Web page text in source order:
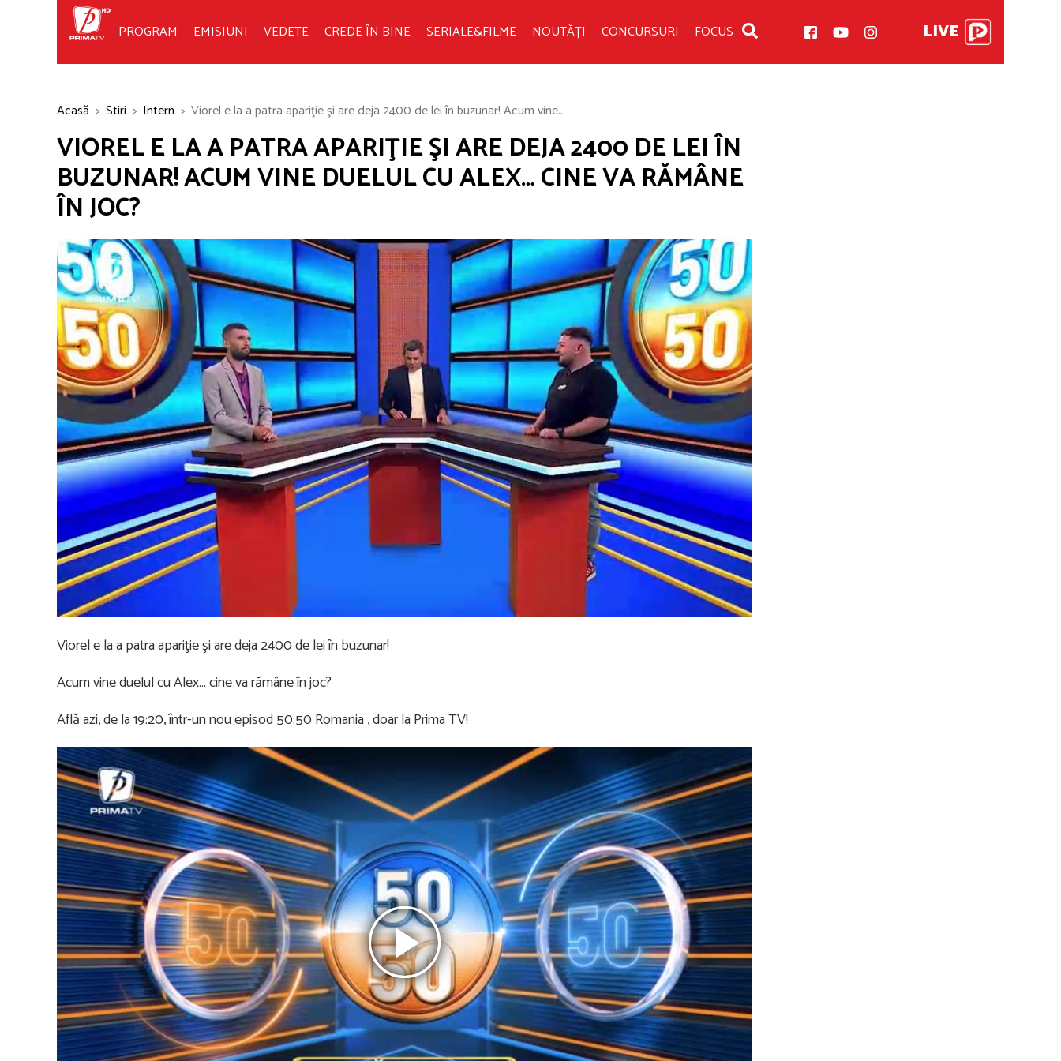
LIVE
PROGRAM EMISIUNI VEDETE CREDE ÎN BINE SERIALE&FILME NOUTĂȚI CONCURSURI FOCUS
Acasă Stiri Intern Viorel e la a patra apariţie şi are deja 2400 de lei în buzunar! Acum vine...
VIOREL E LA A PATRA APARIŢIE ŞI ARE DEJA 2400 DE LEI ÎN
BUZUNAR! ACUM VINE DUELUL CU ALEX… CINE VA RĂMÂNE
ÎN JOC?
Viorel e la a patra apariţie şi are deja 2400 de lei în buzunar!
Acum vine duelul cu Alex… cine va rămâne în joc?
Află azi, de la 19:20, într-un nou episod 50:50 Romania , doar la Prima TV!